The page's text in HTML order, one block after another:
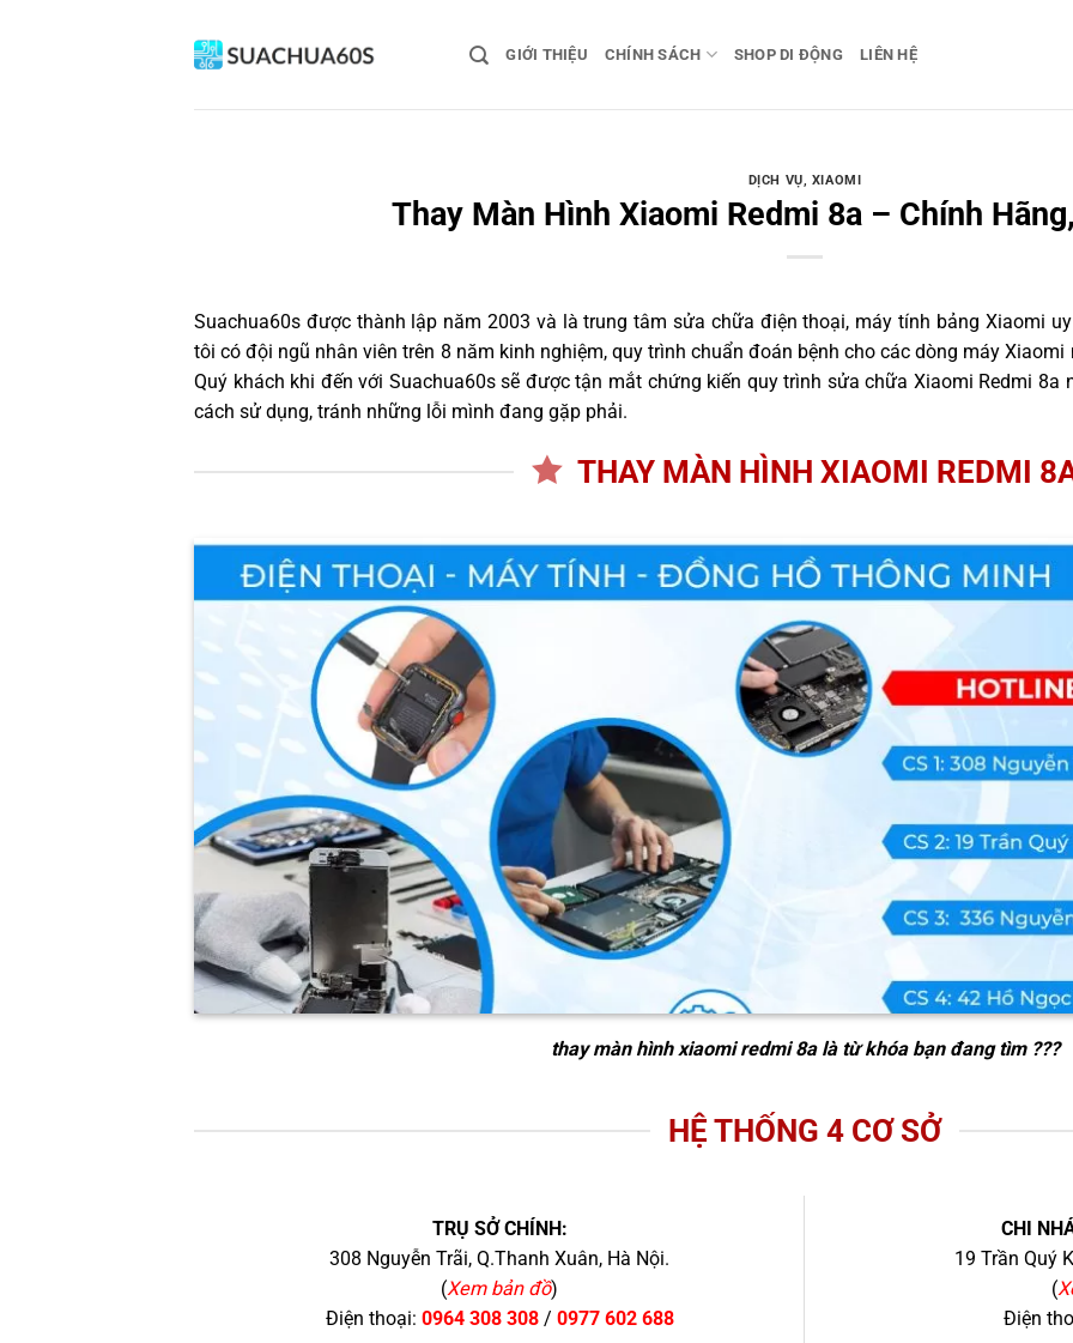
GIỚI THIỆU CHÍNH SÁCH SHOP DI ĐỘNG LIÊN HỆ
DỊCH VỤ, XIAOMI
Thay Màn Hình Xiaomi Redmi 8a – Chính
Suachua60s được thành lập năm 2003 và là trung tâm sửa chữa điện thoại, máy tính bảng Xiaomi
tôi có đội ngũ nhân viên trên 8 năm kinh nghiệm, quy trình chuẩn đoán bệnh cho các dòng máy
Quý khách khi đến với Suachua60s sẽ được tận mắt chứng kiến quy trình sửa chữa Xiaomi Redmi
cách sử dụng, tránh những lỗi mình đang gặp phải.
THAY MÀN HÌNH XIAOMI REDMI
thay màn hình xiaomi redmi 8alà từ khóa bạn đang tìm ???
HỆ THỐNG 4 CƠ SỞ
TRỤ SỞ CHÍNH:
308 Nguyễn Trãi, Q.Thanh Xuân, Hà Nội.
(Xem bản đồ)
Điện thoại: 0964 308 308/ 0977 602 688
CHI
19 Trần Quý
(
Điện